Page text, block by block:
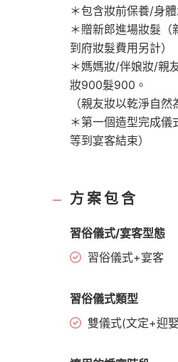
＊包含妝前保養/身
＊贈新郎進場妝髮（
到府妝髮費用另計）
＊媽媽妝/伴娘妝/親
妝900髮900。
（親友妝以乾淨自
＊第一個造型完成
等到宴客結束）
方案包含
習俗儀式/宴客型態
習俗儀式+宴客
習俗儀式類型
雙儀式(文定+迎